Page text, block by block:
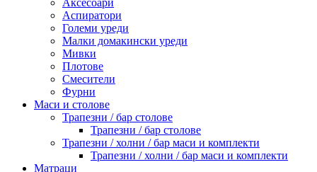
Аксесоари
Аспиратори
Големи уреди
Малки домакински уреди
Мивки
Плотове
Смесители
Фурни
Маси и столове
Трапезни / бар столове
Трапезни / бар столове
Трапезни / холни / бар маси и комплекти
Трапезни / холни / бар маси и комплекти
Матраци